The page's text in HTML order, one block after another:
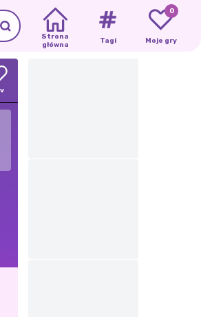
Strona
główna
Tagi
0
Moje gry